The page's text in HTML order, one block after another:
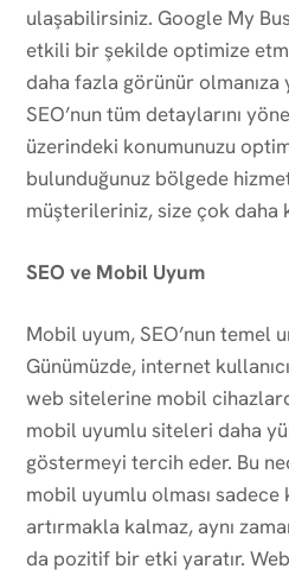
ulaşabilirsiniz. Google My
etkili bir şekilde optimize
daha fazla görünür olmanıza
SEO’nun tüm detaylarını
üzerindeki konumunuzu
bulunduğunuz bölgede
müşterileriniz, size çok daha
SEO ve Mobil Uyum
Mobil uyum, SEO’nun temel
Günümüzde, internet
web sitelerine mobil
mobil uyumlu siteleri daha
göstermeyi tercih eder. Bu
mobil uyumlu olması sadece
artırmakla kalmaz, aynı
da pozitif bir etki yaratır.